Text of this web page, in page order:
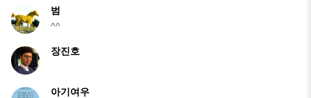
범
^^
장진호
아기여우